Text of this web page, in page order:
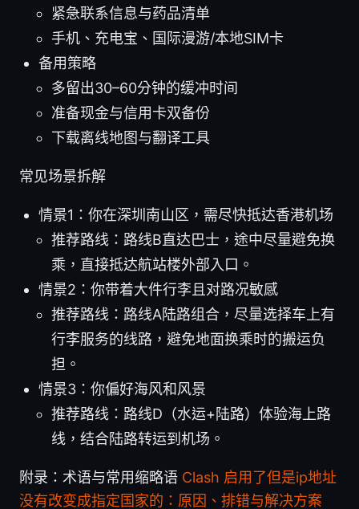
紧急联系信息与药品清单
手机、充电宝、国际漫游/本地SIM卡
备用策略
多留出30–60分钟的缓冲时间
准备现金与信用卡双备份
下载离线地图与翻译工具
常见场景拆解
情景1：你在深圳南山区，需尽快抵达香港机场
推荐路线：路线B直达巴士，途中尽量避免换
乘，直接抵达航站楼外部入口。
情景2：你带着大件行李且对路况敏感
推荐路线：路线A陆路组合，尽量选择车上有
行李服务的线路，避免地面换乘时的搬运负
担。
情景3：你偏好海风和风景
推荐路线：路线D（水运+陆路）体验海上路
线，结合陆路转运到机场。
附录：术语与常用缩略语 Clash 启用了但是ip地址
没有改变成指定国家的：原因、排错与解决方案